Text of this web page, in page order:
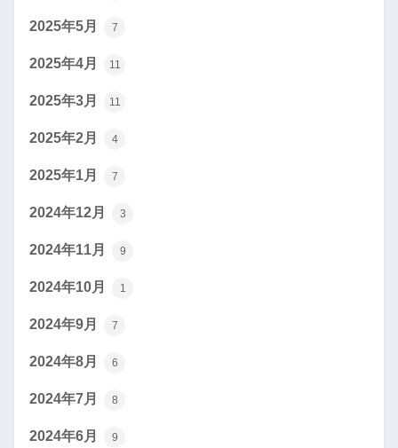
2025年5月 7
2025年4月 11
2025年3月 11
2025年2月 4
2025年1月 7
2024年12月 3
2024年11月 9
2024年10月 1
2024年9月 7
2024年8月 6
2024年7月 8
2024年6月 9